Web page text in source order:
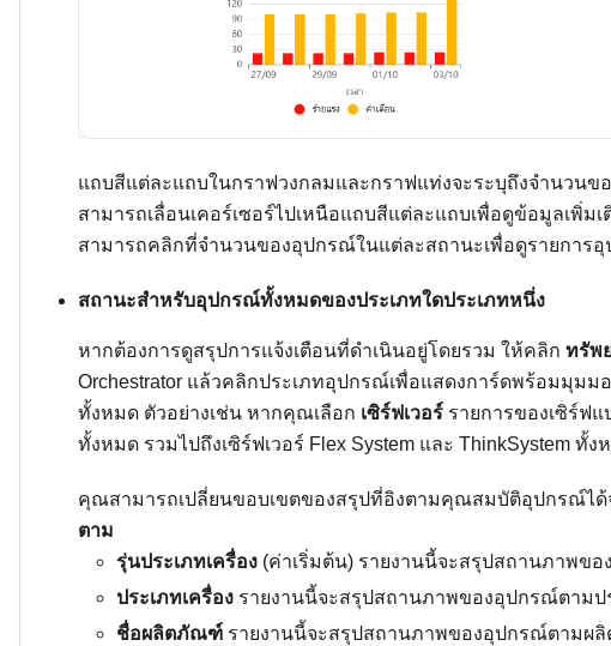
แถบสีแต่ละแถบในกราฟวงกลมและกราฟแท่งจะระบุถึงจำนวน
สามารถเลื่อนเคอร์เซอร์ไปเหนือแถบสีแต่ละแถบเพื่อดูข้อมูลเพิ่ม
สามารถคลิกที่จำนวนของอุปกรณ์ในแต่ละสถานะเพื่อดูรายกา
สถานะสำหรับอุปกรณ์ทั้งหมดของประเภทใดประเภทหนึ่ง
หากต้องการดูสรุปการแจ้งเตือนที่ดำเนินอยู่โดยรวม ให้คลิก ทรัพ
Orchestrator แล้วคลิกประเภทอุปกรณ์เพื่อแสดงการ์ดพร้อมมุมม
ทั้งหมด ตัวอย่างเช่น หากคุณเลือก เซิร์ฟเวอร์ รายการของเซิร์ฟ
ทั้งหมด รวมไปถึงเซิร์ฟเวอร์ Flex System และ ThinkSystem ทั้
คุณสามารถเปลี่ยนขอบเขตของสรุปที่อิงตามคุณสมบัติอุปกรณ์ได้
ตาม
รุ่นประเภทเครื่อง (ค่าเริ่มต้น) รายงานนี้จะสรุปสถานภาพขอ
ประเภทเครื่อง รายงานนี้จะสรุปสถานภาพของอุปกรณ์ตามป
ชื่อผลิตภัณฑ์ รายงานนี้จะสรุปสถานภาพของอุปกรณ์ตามผ